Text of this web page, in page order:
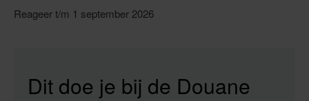
Reageer t/m 1 september 2026
Dit doe je bij de Douane